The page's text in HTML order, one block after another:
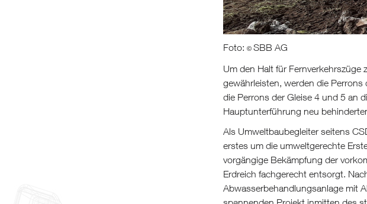
Foto: © SBB AG
Um den Halt für
gewährleisten, werden die
die Perrons der Gleise 4 und 5 an
Hauptunterführung neu
Als Umweltbaubegleiter seitens
erstes um die umweltgerechte
vorgängige Bekämpfung der
Erdreich fachgerecht entsorgt.
Abwasserbehandlungsanlage mit